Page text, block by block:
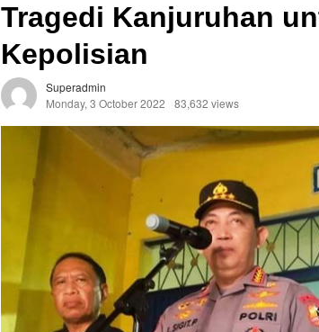
Tragedi Kanjuruhan
Kepolisian
Superadmin
Monday, 3 October 2022
83,632 views